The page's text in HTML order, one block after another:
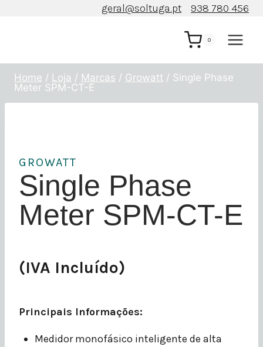
geral@soltuga.pt 938 780 456
0
Home / Loja / Marcas / Growatt / Single Phase
Meter SPM-CT-E
GROWATT
Single Phase
Meter SPM-CT-E
(IVA Incluído)
Principais Informações:
Medidor monofásico inteligente de alta